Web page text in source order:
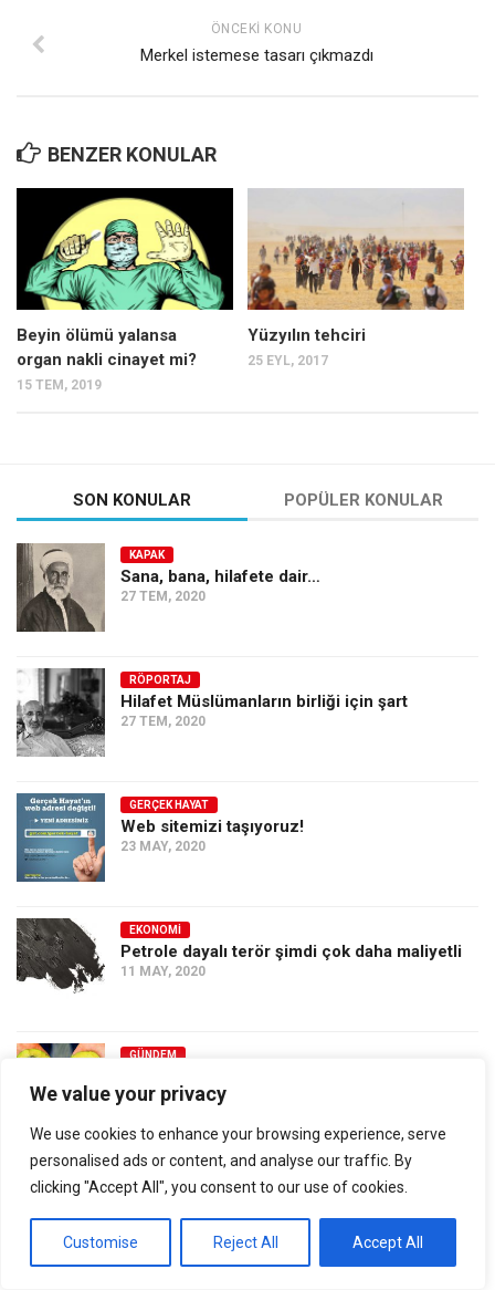
We value your privacy
We use cookies to enhance your browsing experience, serve
personalised ads or content, and analyse our traffic. By
clicking "Accept All", you consent to our use of cookies.
Customise Reject All Accept All
ÖNCEKI KONU
Merkel istemese tasarı çıkmazdı
BENZER KONULAR
Beyin ölümü yalansa
organ nakli cinayet mi?
15 TEM, 2019
Yüzyılın tehciri
25 EYL, 2017
SON KONULAR POPÜLER KONULAR
KAPAK
Sana, bana, hilafete dair…
27 TEM, 2020
RÖPORTAJ
Hilafet Müslümanların birliği için şart
27 TEM, 2020
GERÇEK HAYAT
Web sitemizi taşıyoruz!
23 MAY, 2020
EKONOMI
Petrole dayalı terör şimdi çok daha maliyetli
11 MAY, 2020
GÜNDEM
11 MAY, 2020
RÖPORTAJ
Velhâsıl İnsan: Sorumluluğumuz tüm
yaratılmışlara…
11 MAY, 2020